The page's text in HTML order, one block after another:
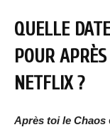
QUELLE
POUR
NETFLIX ?
Après toi le Chaos